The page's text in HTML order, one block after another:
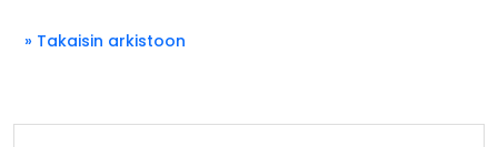
» Takaisin arkistoon